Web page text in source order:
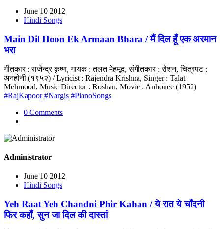
June 10 2012
Hindi Songs
Main Dil Hoon Ek Armaan Bhara / मैं दिल हूँ एक अरमान
भरा
गीतकार : राजेन्द्र कृष्ण, गायक : तलत मेहमूद, संगीतकार : रोशन, चित्रपट :
अनहोनी (१९५२) / Lyricist : Rajendra Krishna, Singer : Talat
Mehmood, Music Director : Roshan, Movie : Anhonee (1952)
#RajKapoor #Nargis #PianoSongs
0 Comments
Administrator
June 10 2012
Hindi Songs
Yeh Raat Yeh Chandni Phir Kahan / ये रात ये चाँदनी
फिर कहाँ, सुन जा दिल की दास्तां